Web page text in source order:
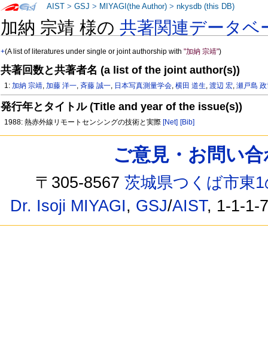
加納 宗靖 様の共著関連データベ
+(A list of literatures under single or joint authorship with"加納 宗靖")
共著回数と共著者名 (a list of the joint author(s))
1:加納 宗靖,加藤 洋一,斉藤 誠一, 日本写真測量学会,横田 道生,渡辺 宏,瀬戸島
発行年とタイトル (Title and year of the issue(s))
1988: 熱赤外線リモートセンシングの技術と実際 [Net] [Bib]
AIST >GSJ > MIYAGI(the Author) >nkysdb (this DB)
ご意見・お問い
〒305-8567茨城県つくば市東
Dr. Isoji MIYAGI, GSJ/AIST, 1-1-1-